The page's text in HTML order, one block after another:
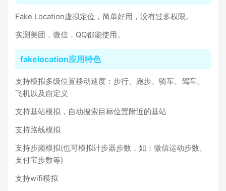
Fake Location虚拟定位，简单好用，没有过多权限。
实测美团，微信，QQ都能使用。
fakelocation应用特色
支持模拟多级位置移动速度：步行、跑步、骑车、驾车、
飞机以及自定义
支持基站模拟，自动搜索目标位置附近的基站
支持路线模拟
支持步频模拟(也可模拟计步器步数，如：微信运动步数、
支付宝步数等)
支持wifi模拟